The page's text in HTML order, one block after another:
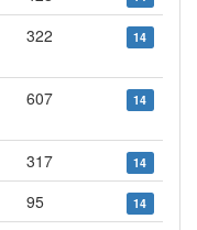
322 14
607 14
317 14
95 14